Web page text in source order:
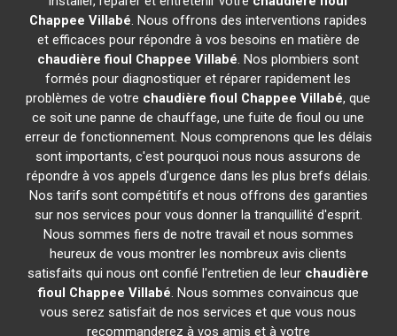
Chappee Villabé. Nous offrons des interventions rapides
et efficaces pour répondre à vos besoins en matière de
chaudière fioul Chappee Villabé. Nos plombiers sont
formés pour diagnostiquer et réparer rapidement les
problèmes de votre chaudière fioul Chappee Villabé, que
ce soit une panne de chauffage, une fuite de fioul ou une
erreur de fonctionnement. Nous comprenons que les délais
sont importants, c'est pourquoi nous nous assurons de
répondre à vos appels d'urgence dans les plus brefs délais.
Nos tarifs sont compétitifs et nous offrons des garanties
sur nos services pour vous donner la tranquillité d'esprit.
Nous sommes fiers de notre travail et nous sommes
heureux de vous montrer les nombreux avis clients
satisfaits qui nous ont confié l'entretien de leur chaudière
fioul Chappee Villabé. Nous sommes convaincus que
vous serez satisfait de nos services et que vous nous
recommanderez à vos amis et à votre